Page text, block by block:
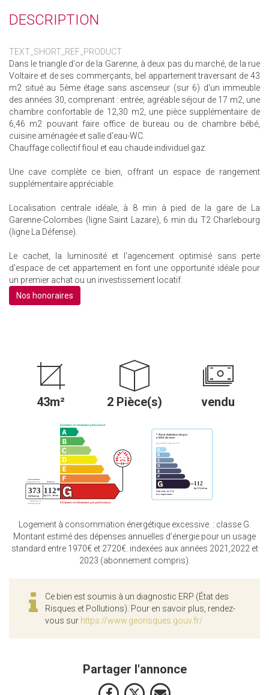
DESCRIPTION
TEXT_SHORT_REF_PRODUCT
Dans le triangle d'or de la Garenne, à deux pas du marché, de la rue
Voltaire et de ses commerçants, bel appartement traversant de 43
m2 situé au 5ème étage sans ascenseur (sur 6) d'un immeuble
des années 30, comprenant : entrée, agréable séjour de 17 m2, une
chambre confortable de 12,30 m2, une pièce supplémentaire de
6,46 m2 pouvant faire office de bureau ou de chambre bébé,
cuisine aménagée et salle d'eau-WC.
Chauffage collectif fioul et eau chaude individuel gaz.
Une cave complète ce bien, offrant un espace de rangement
supplémentaire appréciable.
Localisation centrale idéale, à 8 min à pied de la gare de La
Garenne-Colombes (ligne Saint Lazare), 6 min du T2 Charlebourg
(ligne La Défense).
Le cachet, la luminosité et l'agencement optimisé sans perte
d'espace de cet appartement en font une opportunité idéale pour
un premier achat ou un investissement locatif.
Nos honoraires
43m² 2 Pièce(s) vendu
Logement à consommation énergétique excessive. : classe G.
Montant estimé des dépenses annuelles d'énergie pour un usage
standard entre 1970€ et 2720€. indexées aux années 2021,2022 et
2023 (abonnement compris).
Ce bien est soumis à un diagnostic ERP (État des
Risques et Pollutions). Pour en savoir plus, rendez-
vous sur https://www.georisques.gouv.fr/
Partager l'annonce